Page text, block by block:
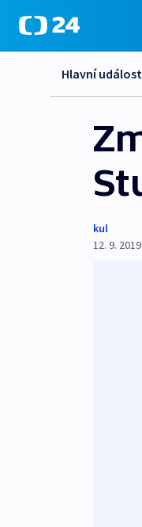
Hlavní
kul
12. 9. 2019